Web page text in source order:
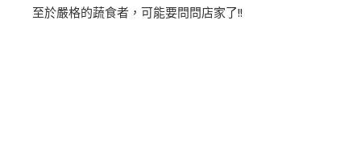
至於嚴格的蔬食者，可能要問問店家了!!